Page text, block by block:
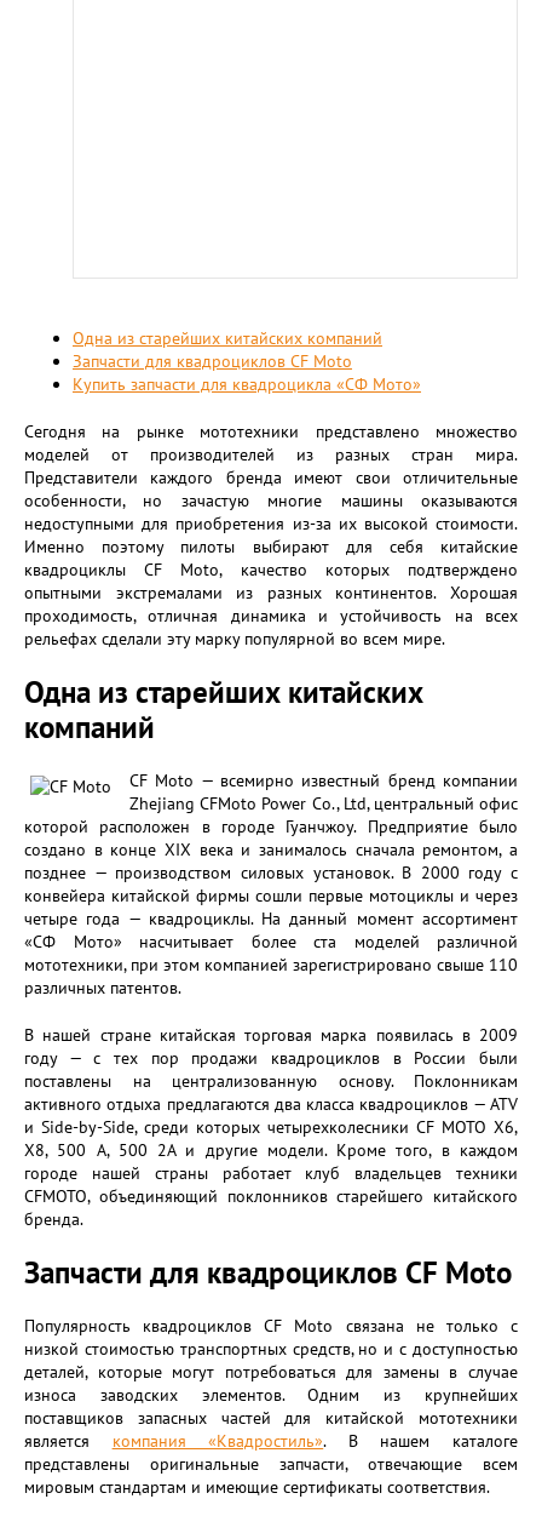
Одна из старейших китайских компаний
Запчасти для квадроциклов CF Moto
Купить запчасти для квадроцикла «СФ Мото»
Сегодня на рынке мототехники представлено множество
моделей от производителей из разных стран мира.
Представители каждого бренда имеют свои отличительные
особенности, но зачастую многие машины оказываются
недоступными для приобретения из-за их высокой стоимости.
Именно поэтому пилоты выбирают для себя китайские
квадроциклы CF Moto, качество которых подтверждено
опытными экстремалами из разных континентов. Хорошая
проходимость, отличная динамика и устойчивость на всех
рельефах сделали эту марку популярной во всем мире.
Одна из старейших китайских
компаний
CF Moto — всемирно известный бренд компании
Zhejiang CFMoto Power Co., Ltd, центральный офис
которой расположен в городе Гуанчжоу. Предприятие было
создано в конце XIX века и занималось сначала ремонтом, а
позднее — производством силовых установок. В 2000 году с
конвейера китайской фирмы сошли первые мотоциклы и через
четыре года — квадроциклы. На данный момент ассортимент
«СФ Мото» насчитывает более ста моделей различной
мототехники, при этом компанией зарегистрировано свыше 110
различных патентов.
В нашей стране китайская торговая марка появилась в 2009
году — с тех пор продажи квадроциклов в России были
поставлены на централизованную основу. Поклонникам
активного отдыха предлагаются два класса квадроциклов — ATV
и Side-by-Side, среди которых четырехколесники CF MOTO Х6,
Х8, 500 А, 500 2А и другие модели. Кроме того, в каждом
городе нашей страны работает клуб владельцев техники
CFMOTO, объединяющий поклонников старейшего китайского
бренда.
Запчасти для квадроциклов CF Moto
Популярность квадроциклов CF Moto связана не только с
низкой стоимостью транспортных средств, но и с доступностью
деталей, которые могут потребоваться для замены в случае
износа заводских элементов. Одним из крупнейших
поставщиков запасных частей для китайской мототехники
является компания «Квадростиль». В нашем каталоге
представлены оригинальные запчасти, отвечающие всем
мировым стандартам и имеющие сертификаты соответствия.